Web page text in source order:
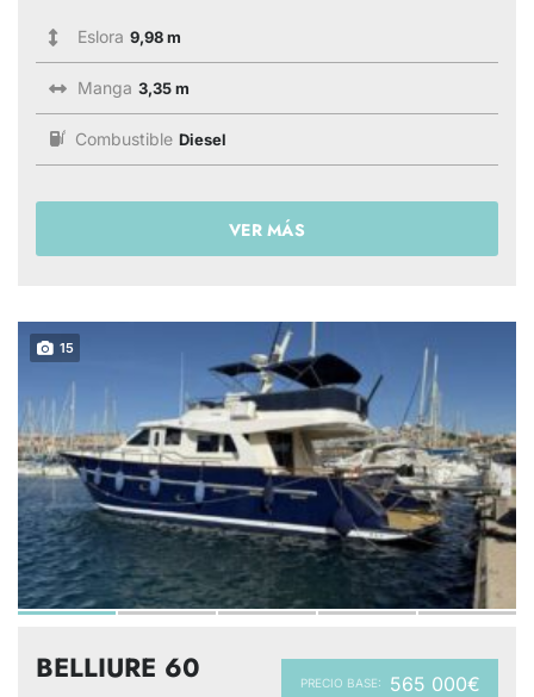
Eslora 9,98 m
Manga 3,35 m
Combustible Diesel
VER MÁS
15
PRECIO BASE: 565 000€
BELLIURE 60